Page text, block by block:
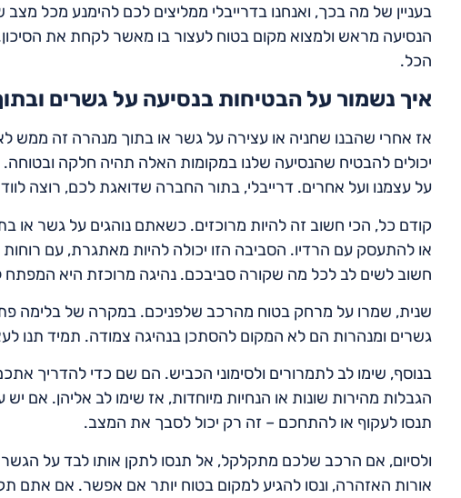
בעניין של מה בכך, ואנחנו בדרייבלי ממליצים לכם להימנע מכל
הנסיעה מראש ולמצוא מקום בטוח לעצור בו מאשר לקחת את
הכל.
איך נשמור על הבטיחות בנסיעה על גשרים
אז אחרי שהבנו שחניה או עצירה על גשר או בתוך מנהרה זה ממש לא
יכולים להבטיח שהנסיעה שלנו במקומות האלה תהיה חלקה ובטוחה.
על עצמנו ועל אחרים. דרייבלי, בתור החברה שדואגת לכם, רוצה
קודם כל, הכי חשוב זה להיות מרוכזים. כשאתם נוהגים על גשר או
או להתעסק עם הרדיו. הסביבה הזו יכולה להיות מאתגרת, עם
חשוב לשים לב לכל מה שקורה סביבכם. נהיגה מרוכזת היא המפתח
שנית, שמרו על מרחק בטוח מהרכב שלפניכם. במקרה של בלימה
גשרים ומנהרות הם לא המקום להסתכן בנהיגה צמודה. תמיד תנו
בנוסף, שימו לב לתמרורים ולסימוני הכביש. הם שם כדי להדריך
הגבלות מהירות שונות או הנחיות מיוחדות, אז שימו לב אליהן. אם
תנסו לעקוף או להתחכם – זה רק יכול לסבך את המצב.
ולסיום, אם הרכב שלכם מתקלקל, אל תנסו לתקן אותו לבד על
אורות האזהרה, ונסו להגיע למקום בטוח יותר אם אפשר. אם אתם